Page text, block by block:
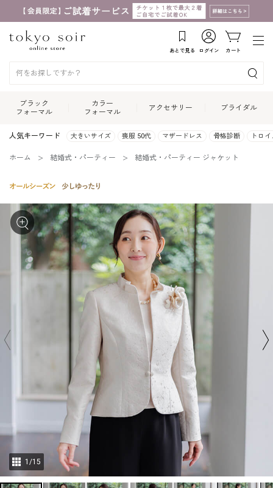
あとで見る ログイン カート
ブラック
フォーマル
カラー
フォーマル
アクセサリー ブライダル
人気キーワード 大きいサイズ 喪服 50代 マザードレス 骨格診断 トロ
ホーム 結婚式・パーティー 結婚式・パーティー ジャケット
1 /15